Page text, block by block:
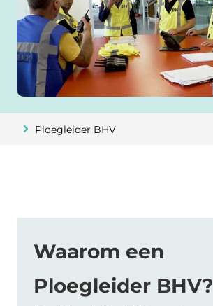
Ploegleider BHV
Waarom een
Ploegleider BHV?